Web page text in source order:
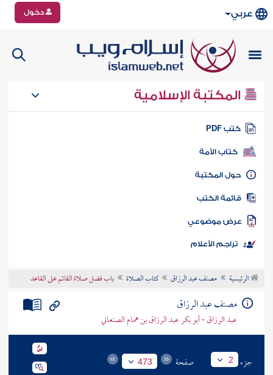
عربي دخول
المكتبة الإسلامية
كتب PDF
كتاب الأمة
المكتبة
الكتب
موضوعي
تراجم الأعلام
الرئيسية مصنف عبد الرزاق كتاب الصلاة باب فضل صلاة القائم على القاعد
مصنف عبد الرزاق
عبد الرزاق - أبو بكر عبد الرزاق بن همام الصنعاني
جزء 2 صفحة 473